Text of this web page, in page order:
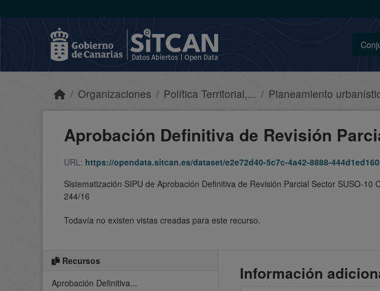
Organizaciones Política Territorial,... Planeamiento
Aprobación Definitiva de Revisión
URL: https://opendata.sitcan.es/dataset/e2e72d40-5c7c-4a42-8888-444d1ed16059/
Sistematización SIPU de Aprobación Definitiva de Revisión Parcial Sector SUSO-
244/16
Todavía no existen vistas creadas para este recurso.
Recursos
Aprobación Definitiva...
Información